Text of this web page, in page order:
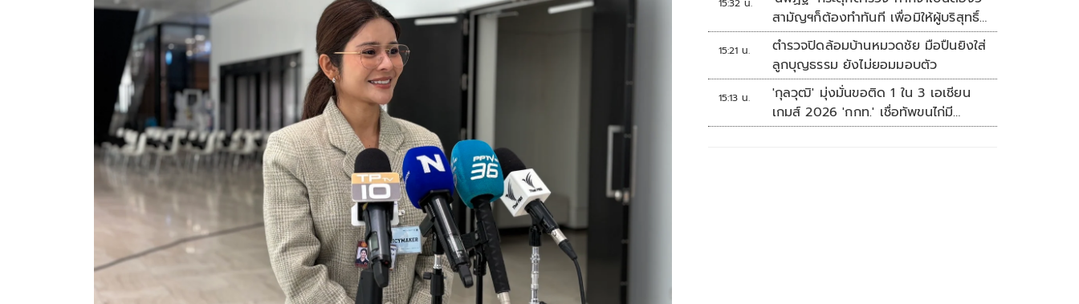
15:32 น.
สามัญฯก็ต้องทำทันที เพื่อมิให้ผู้บริสุทธิ์
เสียชีวิตเพิ่ม
15:21 น.
ตำรวจปิดล้อมบ้านหมวดชัย มือปืนยิงใส่
ลูกบุญธรรม ยังไม่ยอมมอบตัว
15:13 น.
'กุลวุฒิ' มุ่งมั่นขอติด 1 ใน 3 เอเชียน
เกมส์ 2026 'กกท.' เชื่อทัพขนไก่มี
เหรียญแน่